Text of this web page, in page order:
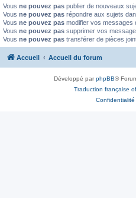
Vous ne pouvez pas publier de nouveaux
Vous ne pouvez pas répondre aux sujets
Vous ne pouvez pas modifier vos messages
Vous ne pouvez pas supprimer vos
Vous ne pouvez pas transférer de pièces
Accueil Accueil du forum
Développé parphpBB®
Traduction française
Confidentialité